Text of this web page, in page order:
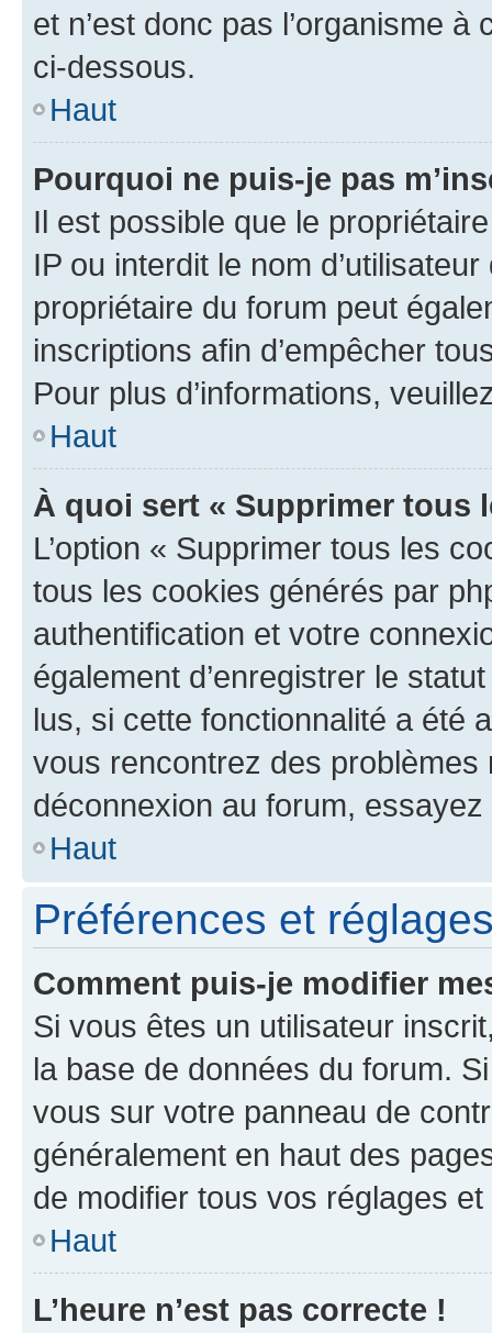
et n’est donc pas l’organisme
ci-dessous.
Haut
Pourquoi ne puis-je pas
Il est possible que le
IP ou interdit le nom
propriétaire du forum peut
inscriptions afin d’empêcher
Pour plus d’informations,
Haut
À quoi sert « Supprimer tous
L’option « Supprimer tous les
tous les cookies générés par
authentification et votre
également d’enregistrer le
lus, si cette fonctionnalité a été
vous rencontrez des
déconnexion au forum,
Haut
Préférences et
Comment puis-je modifier
Si vous êtes un utilisateur
la base de données du forum.
vous sur votre panneau de
généralement en haut des
de modifier tous vos réglages
Haut
L’heure n’est pas correcte !